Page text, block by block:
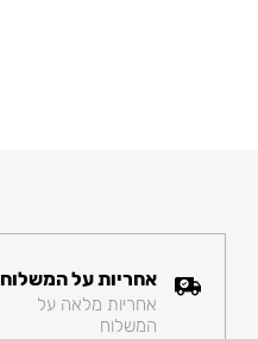
אחריות על המשלוח
אחריות מלאה על
המשלוח